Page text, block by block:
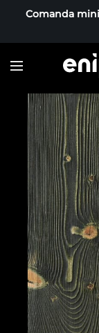
Comanda